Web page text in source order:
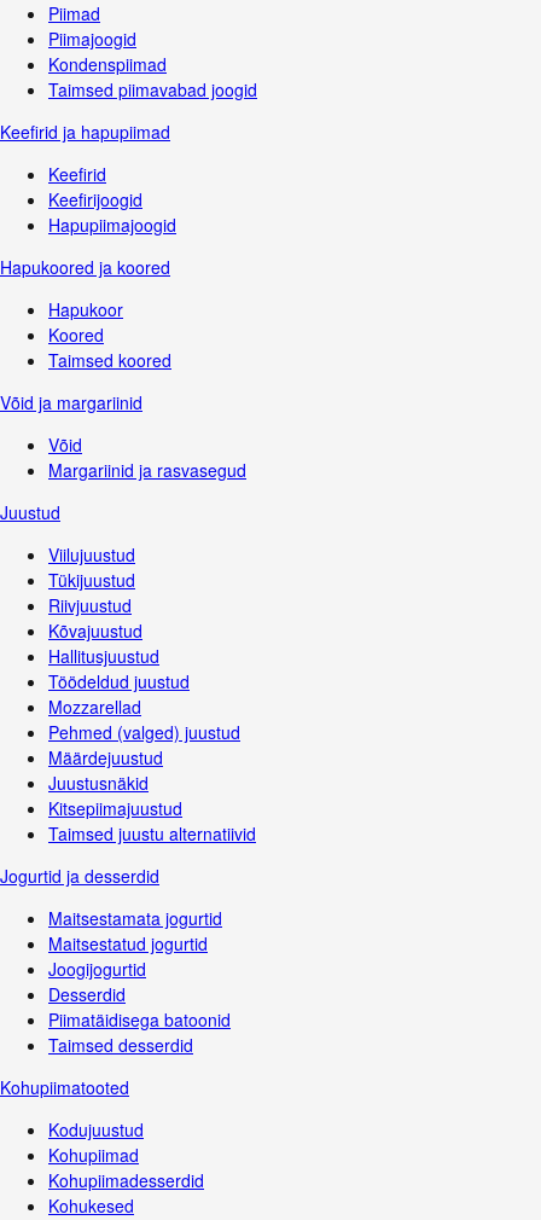
Piimad
Piimajoogid
Kondenspiimad
Taimsed piimavabad joogid
Keefirid ja hapupiimad
Keefirid
Keefirijoogid
Hapupiimajoogid
Hapukoored ja koored
Hapukoor
Koored
Taimsed koored
Võid ja margariinid
Võid
Margariinid ja rasvasegud
Juustud
Viilujuustud
Tükijuustud
Riivjuustud
Kõvajuustud
Hallitusjuustud
Töödeldud juustud
Mozzarellad
Pehmed (valged) juustud
Määrdejuustud
Juustusnäkid
Kitsepiimajuustud
Taimsed juustu alternatiivid
Jogurtid ja desserdid
Maitsestamata jogurtid
Maitsestatud jogurtid
Joogijogurtid
Desserdid
Piimatäidisega batoonid
Taimsed desserdid
Kohupiimatooted
Kodujuustud
Kohupiimad
Kohupiimadesserdid
Kohukesed